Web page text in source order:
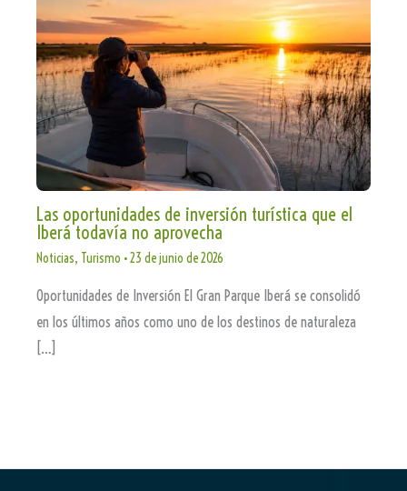
Las oportunidades de inversión turística que el
Iberá todavía no aprovecha
Noticias, Turismo •23 de junio de 2026
Oportunidades de Inversión El Gran Parque Iberá se consolidó
en los últimos años como uno de los destinos de naturaleza
[…]